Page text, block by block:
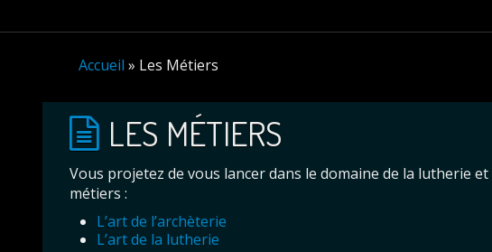
Accueil » Les Métiers
LES MÉTIERS
Vous projetez de vous lancer dans le domaine de la lutherie
métiers :
L’art de l’archèterie
L’art de la lutherie